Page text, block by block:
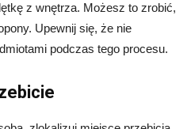
z wnętrza. Możesz to zrobić,
Upewnij się, że nie
podczas tego procesu.